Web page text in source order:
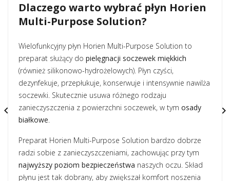
Dlaczego warto wybrać płyn Horien
Multi-Purpose Solution?
Wielofunkcyjny płyn Horien Multi-Purpose Solution to
preparat służący do pielęgnacji soczewek miękkich
(również silikonowo-hydrożelowych). Płyn czyści,
dezynfekuje, przepłukuje, konserwuje i intensywnie nawilża
soczewki. Skutecznie usuwa różnego rodzaju
zanieczyszczenia z powierzchni soczewek, w tym osady
białkowe.
Preparat Horien Multi-Purpose Solution bardzo dobrze
radzi sobie z zanieczyszczeniami, zachowując przy tym
najwyższy poziom bezpieczeństwa naszych oczu. Skład
płynu jest tak dobrany, aby zwiększał komfort noszenia
 